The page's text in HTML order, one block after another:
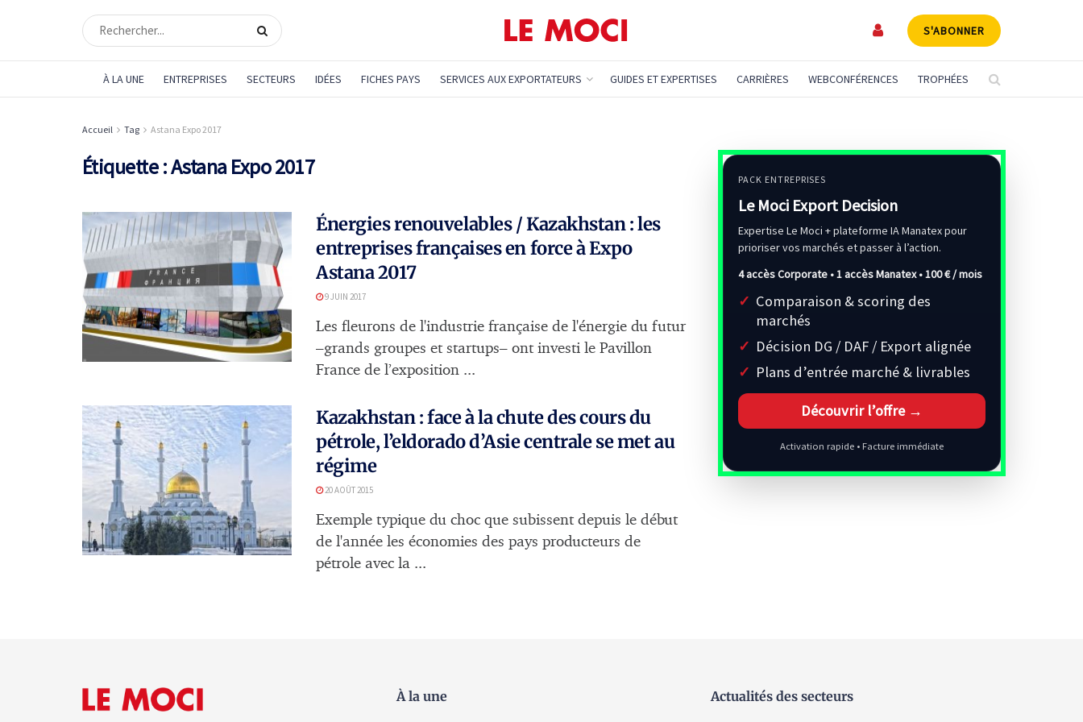
S'ABONNER
À LA UNE ENTREPRISES SECTEURS IDÉES FICHES PAYS SERVICES AUX EXPORTATEURS GUIDES ET EXPERTISES CARRIÈRES WEBCONFÉRENCES TROPHÉES
Accueil Tag Astana Expo 2017
Étiquette :Astana Expo 2017
Énergies renouvelables / Kazakhstan : les
entreprises françaises en force à Expo
Astana 2017
9 JUIN 2017
Les fleurons de l'industrie française de l'énergie du futur
–grands groupes et startups– ont investi le Pavillon
France de l’exposition ...
Kazakhstan : face à la chute des cours du
pétrole, l’eldorado d’Asie centrale se met au
régime
20 AOÛT 2015
Exemple typique du choc que subissent depuis le début
de l'année les économies des pays producteurs de
pétrole avec la ...
PACK ENTREPRISES
Le Moci Export Decision
Expertise Le Moci + plateforme IA Manatex pour
prioriser vos marchés et passer à l’action.
4 accès Corporate • 1 accès Manatex •100 € / mois
Comparaison & scoring des
marchés
Décision DG / DAF / Export alignée
Plans d’entrée marché & livrables
Découvrir l’offre →
Activation rapide • Facture immédiate
À la une Actualités des secteurs